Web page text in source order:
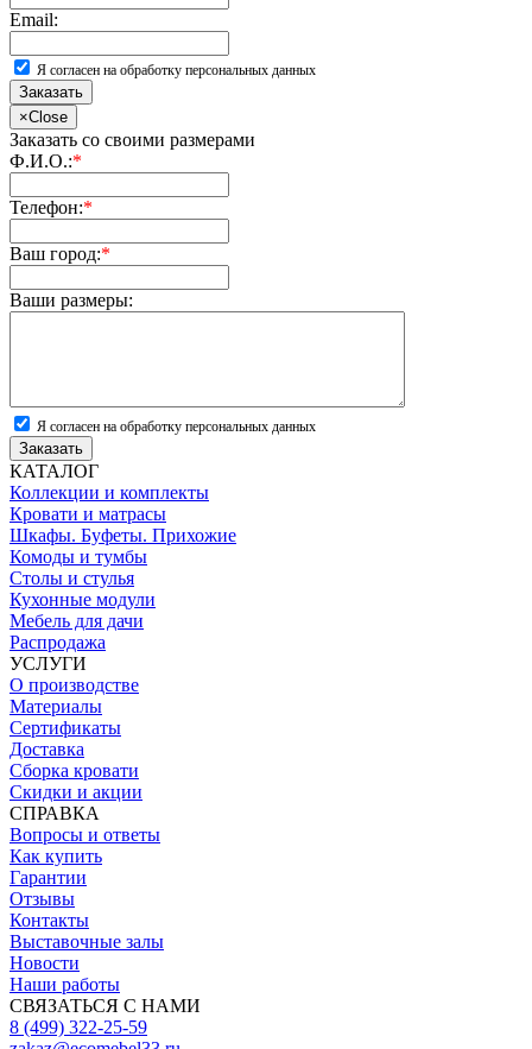
Email:
Я согласен на обработку персональных данных
Заказать
×Close
Заказать со своими размерами
Ф.И.О.:*
Телефон:*
Ваш город:*
Ваши размеры:
Я согласен на обработку персональных данных
Заказать
КАТАЛОГ
Коллекции и комплекты
Кровати и матрасы
Шкафы. Буфеты. Прихожие
Комоды и тумбы
Столы и стулья
Кухонные модули
Мебель для дачи
Распродажа
УСЛУГИ
О производстве
Материалы
Сертификаты
Доставка
Сборка кровати
Скидки и акции
СПРАВКА
Вопросы и ответы
Как купить
Гарантии
Отзывы
Контакты
Выставочные залы
Новости
Наши работы
СВЯЗАТЬСЯ С НАМИ
8 (499) 322-25-59